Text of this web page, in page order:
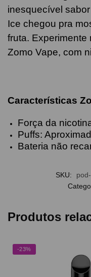
inesquecível
Ice chegou pra
fruta. Experimente
Zomo Vape, com
Características
Força da
Puffs:
Bateria não
SKU:
Produtos
-23%